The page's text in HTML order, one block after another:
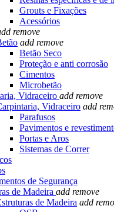
Grouts e Fixações
Acessórios
remove
add remove
Betão Seco
Proteção e anti corrosão
Cimentos
Microbetão
Vidraceiro add remove
Vidraceiro add
Parafusos
Pavimentos e
Portas e Aros
Sistemas de Correr
de Segurança
de Madeira add remove
de Madeira add